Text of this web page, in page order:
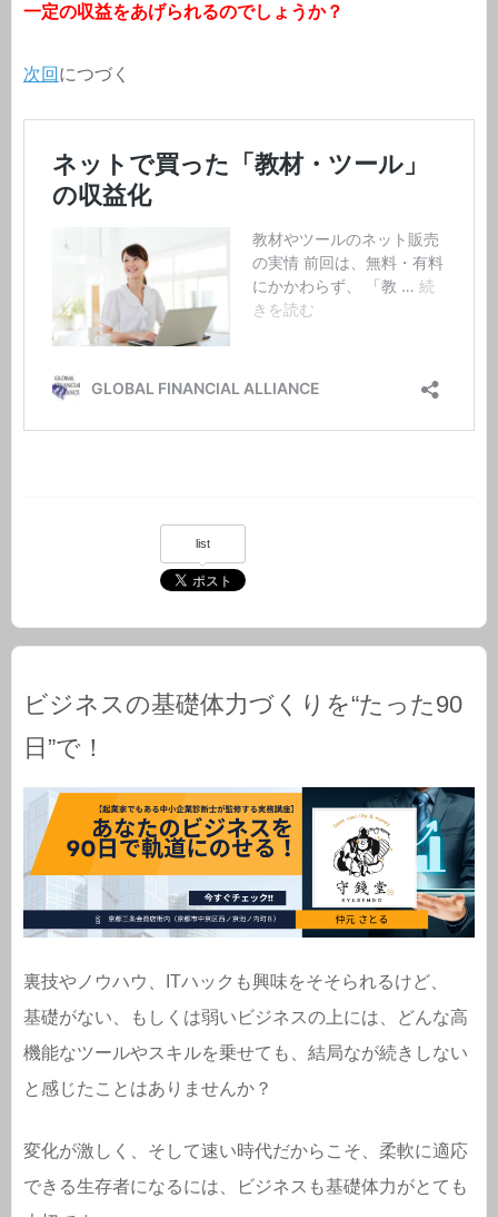
一定の収益をあげられるのでしょうか？
次回 につづく
list
ビジネスの基礎体力づくりを“たった90
日”で！
裏技やノウハウ、ITハックも興味をそそられるけど、
基礎がない、もしくは弱いビジネスの上には、どんな高
機能なツールやスキルを乗せても、結局なが続きしない
と感じたことはありませんか？
変化が激しく、そして速い時代だからこそ、柔軟に適応
できる生存者になるには、ビジネスも基礎体力がとても